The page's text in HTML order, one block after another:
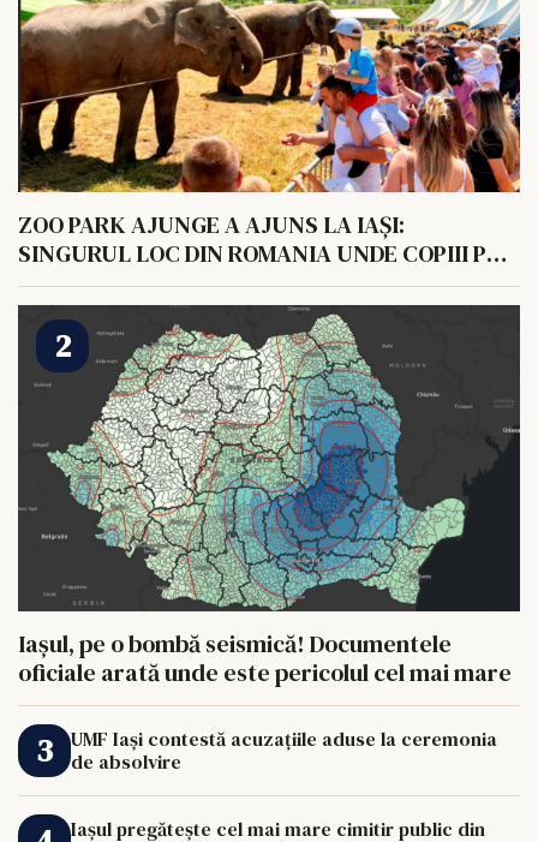
ZOO PARK AJUNGE A AJUNS LA IAȘI:
SINGURUL LOC DIN ROMANIA UNDE COPIII POT
HRANI UN ELEFANT
Iașul, pe o bombă seismică! Documentele
oficiale arată unde este pericolul cel mai mare
UMF Iași contestă acuzațiile aduse la ceremonia
de absolvire
Iașul pregătește cel mai mare cimitir public din